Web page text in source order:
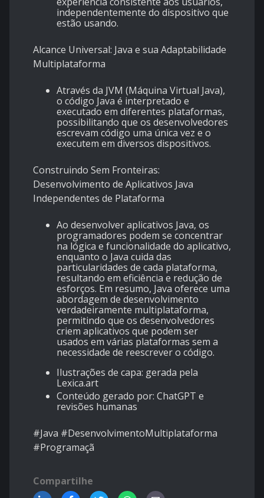
independentemente do dispositivo que
estão usando.
Alcance Universal: Java e sua Adaptabilidade
Multiplataforma
Através da JVM (Máquina Virtual Java),
o código Java é interpretado e
executado em diferentes plataformas,
possibilitando que os desenvolvedores
escrevam código uma única vez e o
executem em diversos dispositivos.
Construindo Sem Fronteiras:
Desenvolvimento de Aplicativos Java
Independentes de Plataforma
Ao desenvolver aplicativos Java, os
programadores podem se concentrar
na lógica e funcionalidade do aplicativo,
enquanto o Java cuida das
particularidades de cada plataforma,
resultando em eficiência e redução de
esforços. Em resumo, Java oferece uma
abordagem de desenvolvimento
verdadeiramente multiplataforma,
permitindo que os desenvolvedores
criem aplicativos que podem ser
usados em várias plataformas sem a
necessidade de reescrever o código.
Ilustrações de capa: gerada pela
Lexica.art
Conteúdo gerado por: ChatGPT e
revisões humanas
#Java #DesenvolvimentoMultiplataforma
#Programaçã
Compartilhe